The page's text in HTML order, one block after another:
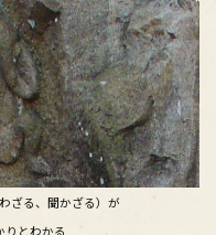
ざる、聞かざる）が
りとわかる